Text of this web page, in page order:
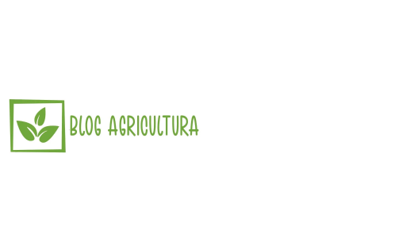
contenido